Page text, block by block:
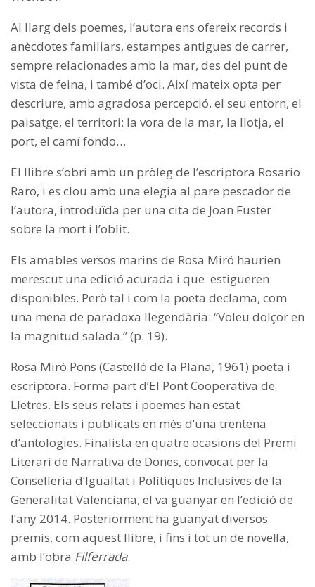
Al llarg dels poemes, l’autora ens ofereix records i
anècdotes familiars, estampes antigues de carrer,
sempre relacionades amb la mar, des del punt de
vista de feina, i també d’oci. Així mateix opta per
descriure, amb agradosa percepció, el seu entorn, el
paisatge, el territori: la vora de la mar, la llotja, el
port, el camí fondo…
El llibre s’obri amb un pròleg de l’escriptora Rosario
Raro, i es clou amb una elegia al pare pescador de
l’autora, introduïda per una cita de Joan Fuster
sobre la mort i l’oblit.
Els amables versos marins de Rosa Miró haurien
merescut una edició acurada i que estigueren
disponibles. Però tal i com la poeta declama, com
una mena de paradoxa llegendària: “Voleu dolçor en
la magnitud salada.” (p. 19).
Rosa Miró Pons (Castelló de la Plana, 1961) poeta i
escriptora. Forma part d’El Pont Cooperativa de
Lletres. Els seus relats i poemes han estat
seleccionats i publicats en més d’una trentena
d’antologies. Finalista en quatre ocasions del Premi
Literari de Narrativa de Dones, convocat per la
Conselleria d’Igualtat i Polítiques Inclusives de la
Generalitat Valenciana, el va guanyar en l’edició de
l’any 2014. Posteriorment ha guanyat diversos
premis, com aquest llibre, i fins i tot un de novel·la,
amb l’obra Filferrada.